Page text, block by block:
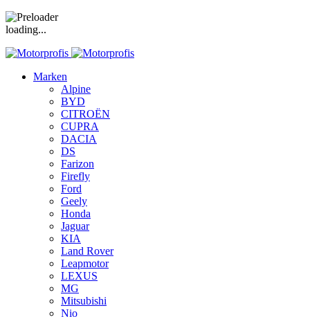
loading...
Marken
Alpine
BYD
CITROËN
CUPRA
DACIA
DS
Farizon
Firefly
Ford
Geely
Honda
Jaguar
KIA
Land Rover
Leapmotor
LEXUS
MG
Mitsubishi
Nio